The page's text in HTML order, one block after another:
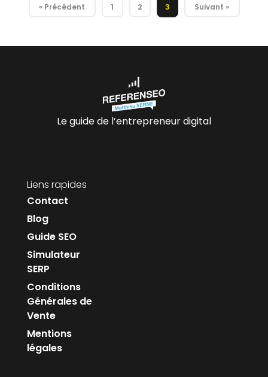
« Précédent 1 2 3 Suivant »
Le guide de l’entrepreneur digital
Liens rapides
Contact
Blog
Guide SEO
Simulateur
SERP
Conditions
Générales de
Vente
Mentions
légales